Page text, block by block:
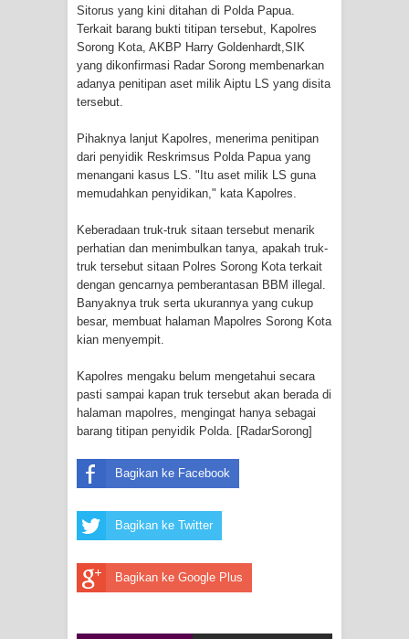
Lima Rumah Pribadi Terbakar Di
Hamadi Jayapura Selatan
Gempa M3,3 Guncang Nabire, BMKG
Mama-Mama Pasar Lama Sentani
Menghambur ke Tengah Jalan
Polres Jayapura Terima Laporan
Hilangnya Agustina Ester Bonsapia
Papua Siapkan 1000 Kuota Beasiswa
Mace
BRI Region 18 Jayapura Salurkan
Bantuan CSR untuk RS Bhayangkara
Sitorus yang kini ditahan di Polda Papua.
Terkait barang bukti titipan tersebut, Kapolres
Sorong Kota, AKBP Harry Goldenhardt,SIK
yang dikonfirmasi Radar Sorong membenarkan
adanya penitipan aset milik Aiptu LS yang disita
tersebut.
Pihaknya lanjut Kapolres, menerima penitipan
dari penyidik Reskrimsus Polda Papua yang
menangani kasus LS. "Itu aset milik LS guna
memudahkan penyidikan," kata Kapolres.
Keberadaan truk-truk sitaan tersebut menarik
perhatian dan menimbulkan tanya, apakah truk-
truk tersebut sitaan Polres Sorong Kota terkait
dengan gencarnya pemberantasan BBM illegal.
Banyaknya truk serta ukurannya yang cukup
besar, membuat halaman Mapolres Sorong Kota
kian menyempit.
Kapolres mengaku belum mengetahui secara
pasti sampai kapan truk tersebut akan berada di
halaman mapolres, mengingat hanya sebagai
barang titipan penyidik Polda. [RadarSorong]
Bagikan ke Facebook
Bagikan ke Twitter
Bagikan ke Google Plus